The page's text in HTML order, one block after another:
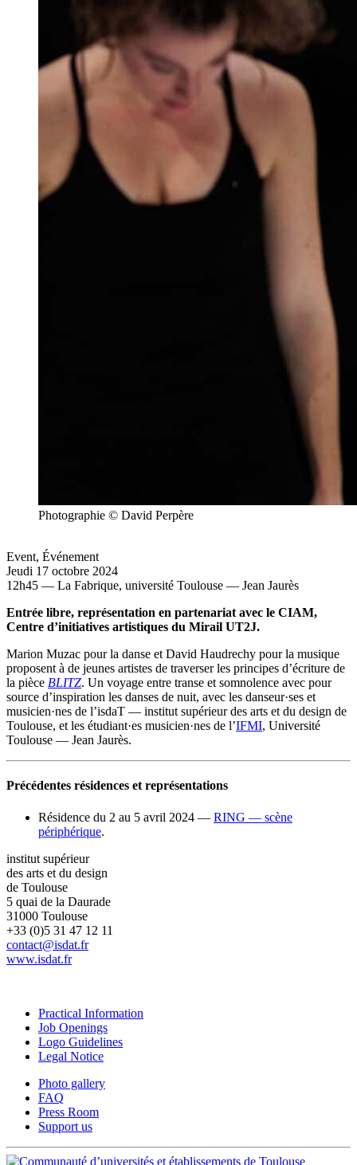
Photographie © David Perpère
Event, Événement
Jeudi 17 octobre 2024
12h45 — La Fabrique, université Toulouse — Jean Jaurès
Entrée libre, représentation en partenariat avec le CIAM,
Centre d’initiatives artistiques du Mirail UT2J.
Marion Muzac pour la danse et David Haudrechy pour la musique
proposent à de jeunes artistes de traverser les principes d’écriture de
la pièce BLITZ. Un voyage entre transe et somnolence avec pour
source d’inspiration les danses de nuit, avec les danseur·ses et
musicien·nes de l’isdaT — institut supérieur des arts et du design de
Toulouse, et les étudiant·es musicien·nes de l’IFMI, Université
Toulouse — Jean Jaurès.
Précédentes résidences et représentations
Résidence du 2 au 5 avril 2024 — RING — scène
périphérique.
institut supérieur
des arts et du design
de Toulouse
5 quai de la Daurade
31000 Toulouse
+33 (0)5 31 47 12 11
contact@isdat.fr
www.isdat.fr
Practical Information
Job Openings
Logo Guidelines
Legal Notice
Photo gallery
FAQ
Press Room
Support us